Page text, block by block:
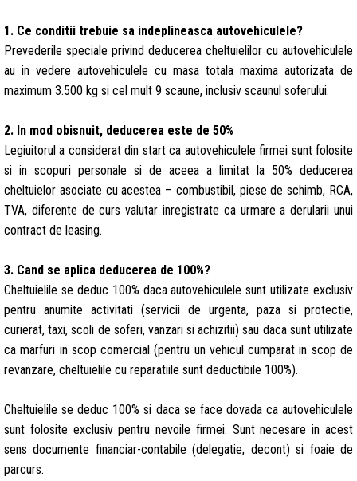
1. Ce conditii trebuie sa indeplineasca autovehiculele?
Prevederile speciale privind deducerea cheltuielilor cu autovehiculele
au in vedere autovehiculele cu masa totala maxima autorizata de
maximum 3.500 kg si cel mult 9 scaune, inclusiv scaunul soferului.
2. In mod obisnuit, deducerea este de 50%
Legiuitorul a considerat din start ca autovehiculele firmei sunt folosite
si in scopuri personale si de aceea a limitat la 50% deducerea
cheltuielor asociate cu acestea – combustibil, piese de schimb, RCA,
TVA, diferente de curs valutar inregistrate ca urmare a derularii unui
contract de leasing.
3. Cand se aplica deducerea de 100%?
Cheltuielile se deduc 100% daca autovehiculele sunt utilizate exclusiv
pentru anumite activitati (servicii de urgenta, paza si protectie,
curierat, taxi, scoli de soferi, vanzari si achizitii) sau daca sunt utilizate
ca marfuri in scop comercial (pentru un vehicul cumparat in scop de
revanzare, cheltuielile cu reparatiile sunt deductibile 100%).
Cheltuielile se deduc 100% si daca se face dovada ca autovehiculele
sunt folosite exclusiv pentru nevoile firmei. Sunt necesare in acest
sens documente financiar-contabile (delegatie, decont) si foaie de
parcurs.